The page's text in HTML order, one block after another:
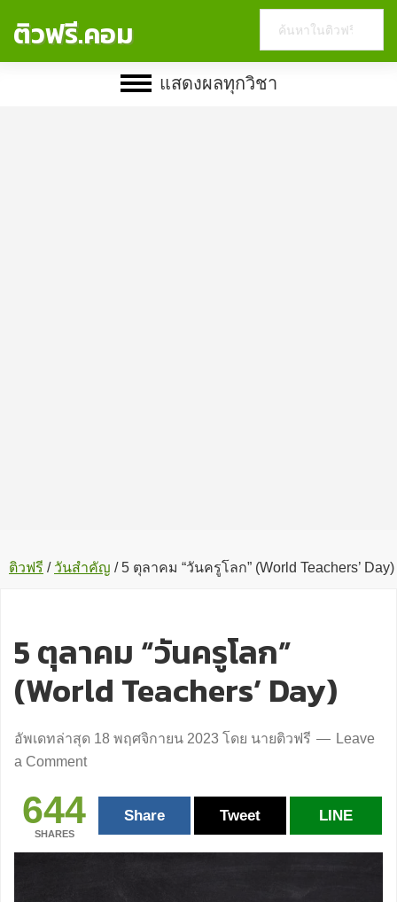
ติวฟรี.คอม
website
แสดงผลทุกวิชา
ติวฟรี / วันสำคัญ /5 ตุลาคม “วันครูโลก” (World Teachers’ Day)
5 ตุลาคม “วันครูโลก”
(World Teachers’ Day)
อัพเดทล่าสุด 18 พฤศจิกายน 2023 โดย นายติวฟรี
Leave
a Comment
644
SHARES
Share Tweet LINE